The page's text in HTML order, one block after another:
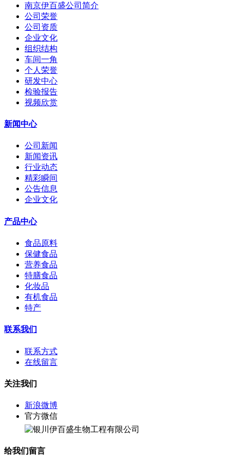
南京伊百盛公司简介
公司荣誉
公司资质
企业文化
组织结构
车间一角
个人荣誉
研发中心
检验报告
视频欣赏
新闻中心
公司新闻
新闻资讯
行业动态
精彩瞬间
公告信息
企业文化
产品中心
食品原料
保健食品
营养食品
特膳食品
化妆品
有机食品
特产
联系我们
联系方式
在线留言
关注我们
新浪微博
官方微信
给我们留言